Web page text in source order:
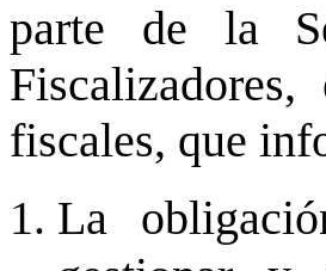
parte de la
fiscales, que
La